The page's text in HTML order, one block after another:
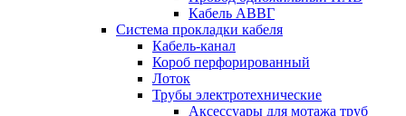
Кабель АВВГ
Система прокладки кабеля
Кабель-канал
Короб перфорированный
Лоток
Трубы электротехнические
Аксессуары для мотажа труб